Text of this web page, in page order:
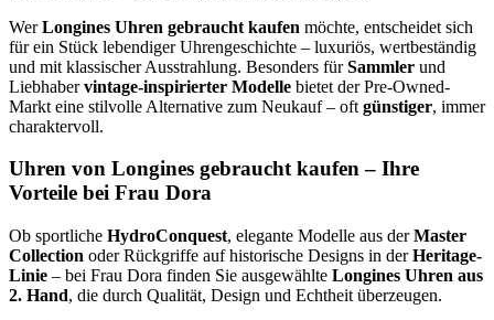
WerLongines Uhren gebraucht kaufen möchte, entscheidet sich
für ein Stück lebendiger Uhrengeschichte – luxuriös, wertbeständig
und mit klassischer Ausstrahlung. Besonders fürSammler und
Liebhabervintage-inspirierter Modelle bietet der Pre-Owned-
Markt eine stilvolle Alternative zum Neukauf – oft günstiger, immer
charaktervoll.
Uhren von Longines gebraucht kaufen – Ihre
Vorteile bei Frau Dora
Ob sportliche HydroConquest, elegante Modelle aus derMaster
Collection oder Rückgriffe auf historische Designs in derHeritage-
Linie – bei Frau Dora finden Sie ausgewählte Longines Uhren aus
2. Hand, die durch Qualität, Design und Echtheit überzeugen.